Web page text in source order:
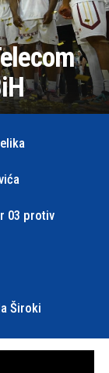
03 protiv
Široki